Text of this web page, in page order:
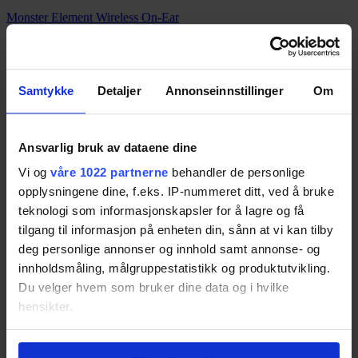
Samtykke Detaljer Annonseinnstillinger Om
Ansvarlig bruk av dataene dine
Vi og våre 1022 partnerne behandler de personlige
opplysningene dine, f.eks. IP-nummeret ditt, ved å bruke
teknologi som informasjonskapsler for å lagre og få
tilgang til informasjon på enheten din, sånn at vi kan tilby
deg personlige annonser og innhold samt annonse- og
innholdsmåling, målgruppestatistikk og produktutvikling.
Du velger hvem som bruker dine data og i hvilke
hensikter.
Hvis du gir oss lov, vil vi også gjerne:
Monster Element Wireless On-Ear
Pris fra1 990,-
Jabra Move Wireless
Resultatet er basert på
73
Samsung Level Over Wireless
Resultatet er basert på12tester.Pris fra419,-
73